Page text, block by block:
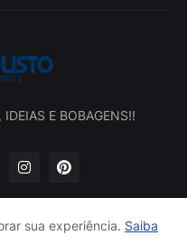
E BOBAGENS!!
sua experiência. Saiba